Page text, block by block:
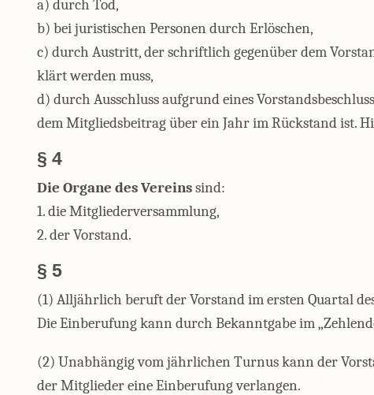
a) durch Tod,
b) bei juristischen Personen durch Erlöschen,
c) durch Austritt, der schriftlich gegenüber dem
klärt werden muss,
d) durch Ausschluss aufgrund eines
dem Mitgliedsbeitrag über ein Jahr im Rückstand ist.
§ 4
Die Organe des Vereinssind:
1. die Mitgliederversammlung,
2. der Vorstand.
§ 5
(1) Alljährlich beruft der Vorstand im ersten Quartal
Die Einberufung kann durch Bekanntgabe im
(2) Unabhängig vom jährlichen Turnus kann der
der Mitglieder eine Einberufung verlangen.